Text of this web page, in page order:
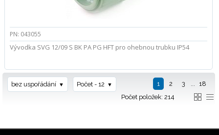
PN: 043055
Vývodka SVG 12/09 S BK PA PG HFT pro ohebnou trubku IP54
1 2 3 ... 18
bez uspořádání
Počet - 12
Počet položek: 214